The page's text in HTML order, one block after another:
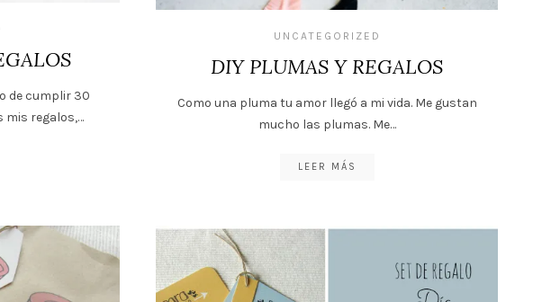
de cumplir 30
mis regalos,…
UNCATEGORIZED
DIY PLUMAS Y REGALOS
Como una pluma tu amor llegó a mi vida. Me gustan
mucho las plumas. Me…
LEER MÁS